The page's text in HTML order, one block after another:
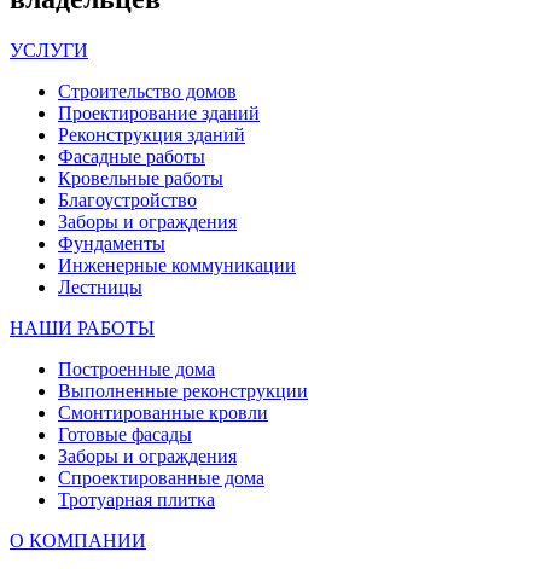
УСЛУГИ
Строительство домов
Проектирование зданий
Реконструкция зданий
Фасадные работы
Кровельные работы
Благоустройство
Заборы и ограждения
Фундаменты
Инженерные коммуникации
Лестницы
НАШИ РАБОТЫ
Построенные дома
Выполненные реконструкции
Смонтированные кровли
Готовые фасады
Заборы и ограждения
Спроектированные дома
Тротуарная плитка
О КОМПАНИИ